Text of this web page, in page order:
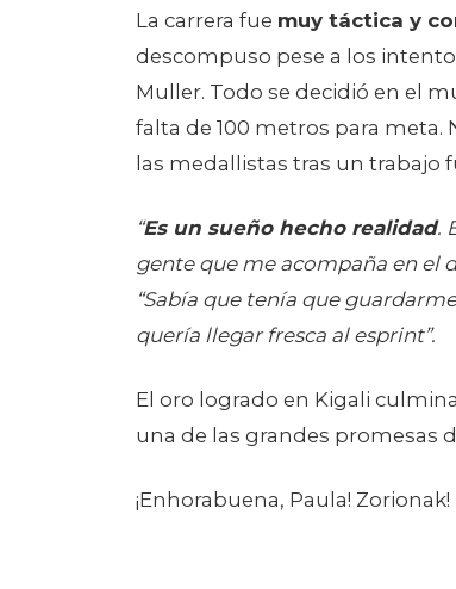
falta de 100 metros para meta.
las medallistas tras un trabajo
“Es un sueño hecho realidad.
gente que me acompaña en el
quería llegar fresca al esprint”.
El oro logrado en Kigali
una de las grandes promesas
¡Enhorabuena, Paula! Zorionak!